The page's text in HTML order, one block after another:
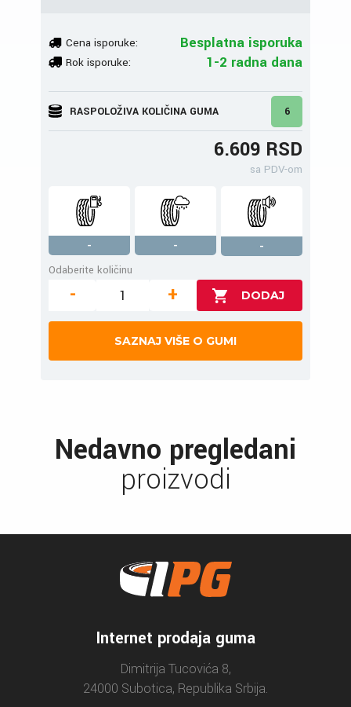
Cena isporuke: Besplatna isporuka
Rok isporuke: 1-2 radna dana
RASPOLOŽIVA KOLIČINA GUMA 6
6.609 RSD
sa PDV-om
- -
-
Odaberite količinu
- +
SAZNAJ VIŠE O GUMI
Nedavno pregledani
proizvodi
Internet prodaja guma
Dimitrija Tucovića 8,
24000 Subotica, Republika Srbija.